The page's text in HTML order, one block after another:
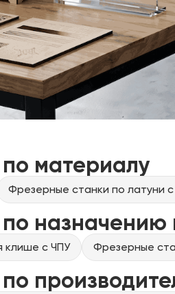
материалу
Фрезерные станки по латуни
назначению
клише с ЧПУ Фрезерные